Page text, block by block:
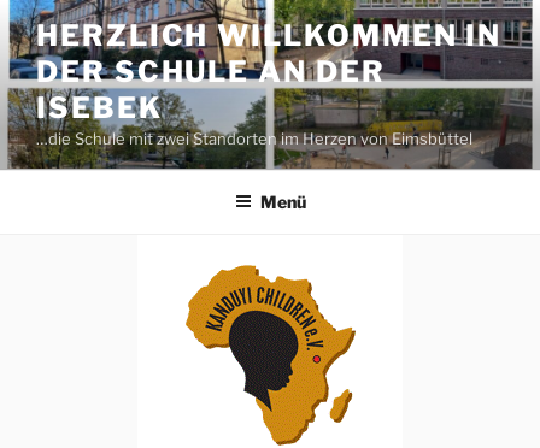
Zum
Inhalt
springen
HERZLICH WILLKOMMEN IN
DER SCHULE AN DER
ISEBEK
…die Schule mit zwei Standorten im Herzen von Eimsbüttel
Menü